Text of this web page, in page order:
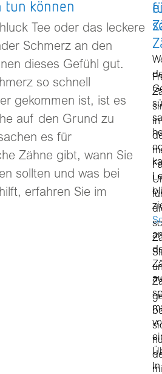
tun können
Tee oder das leckere
Schmerz an den
dieses Gefühl gut.
so schnell
gekommen ist, ist es
auf den Grund zu
es für
Zähne gibt, wann Sie
sollten und was bei
erfahren Sie im
In
in